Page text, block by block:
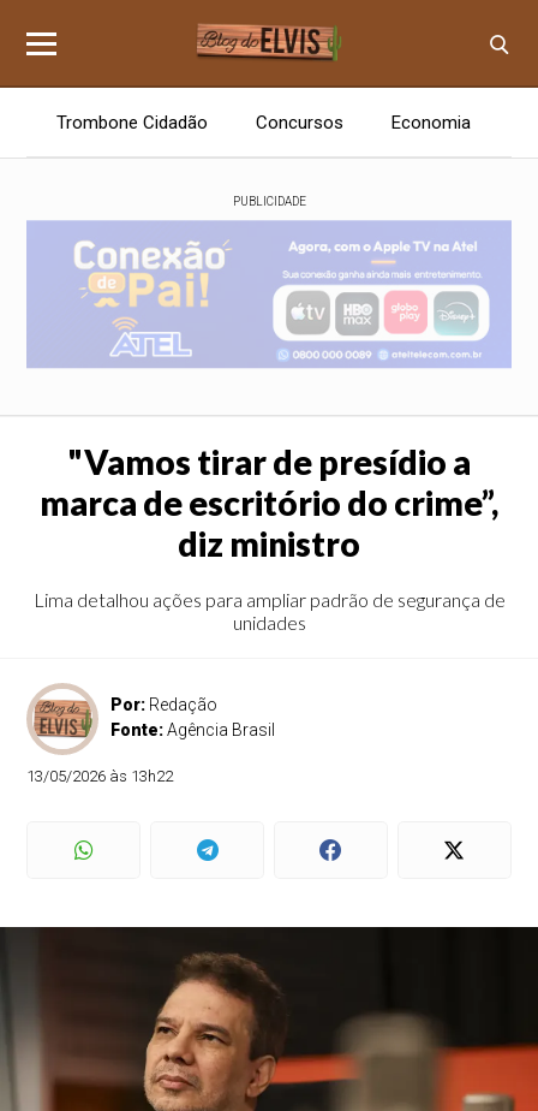
Trombone Cidadão Concursos Economia
PUBLICIDADE
"Vamos tirar de presídio a
marca de escritório do crime”,
diz ministro
Lima detalhou ações para ampliar padrão de segurança de
unidades
Por: Redação
Fonte:Agência Brasil
13/05/2026 às 13h22